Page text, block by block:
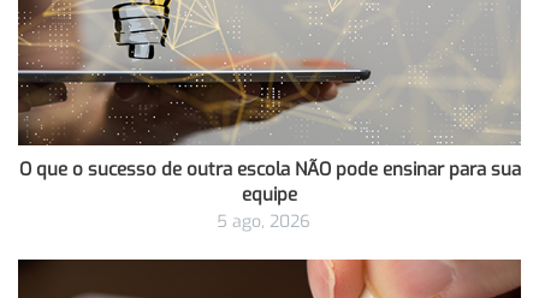
O que o sucesso de outra escola NÃO pode ensinar para sua
equipe
5 ago, 2026